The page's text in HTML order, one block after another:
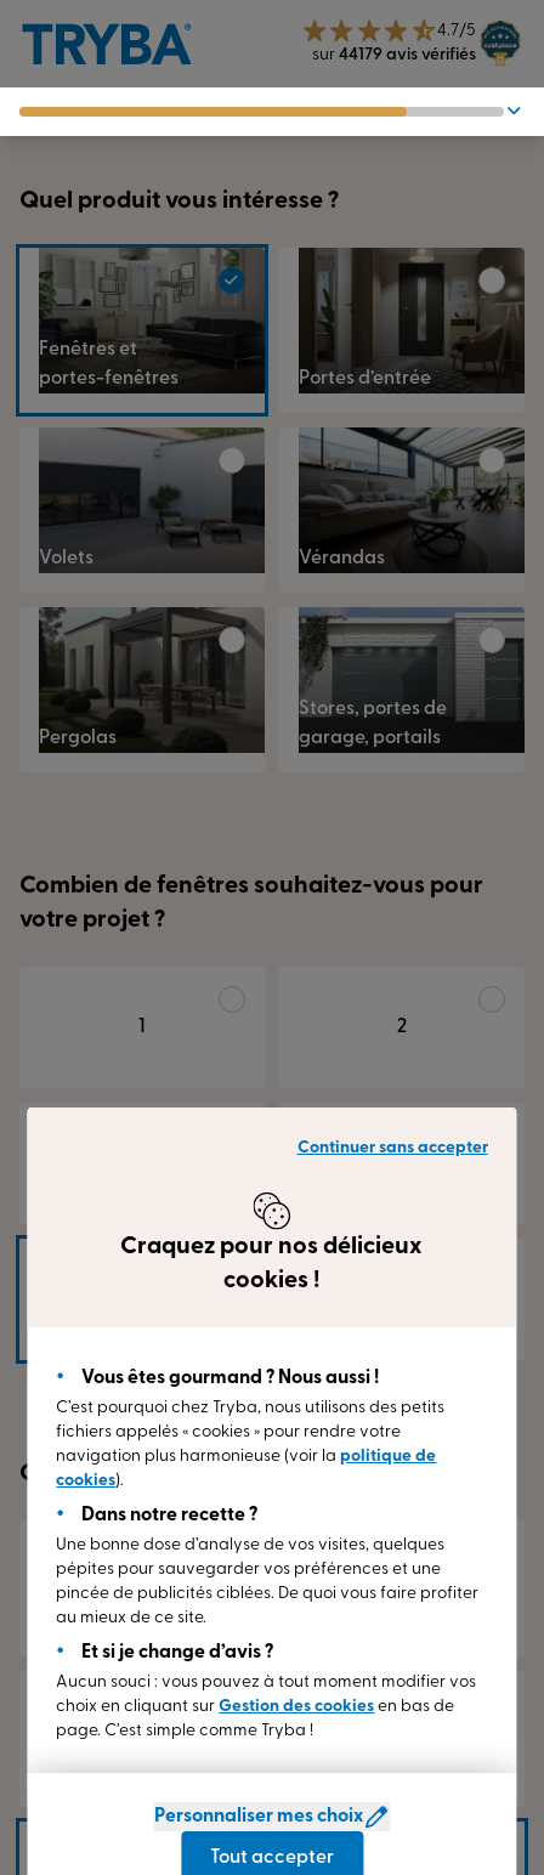
4.7/5
sur 44179 avis vérifiés
2. Type de projet
Quel produit vous intéresse ?
Fenêtres et
portes-fenêtres
Portes d’entrée
Volets Vérandas
Pergolas
Stores, portes de
garage, portails
Combien de fenêtres souhaitez-vous pour
votre projet ?
2
Quel matériau vous intéresse ?
PVC
Entretien minimal,
solution économique
Aluminium
Cadre design et fin,
optimale
Continuer sans accepter
Craquez pour nos délicieux
cookies !
Vous êtes gourmand ? Nous aussi !
C’est pourquoi chez Tryba, nous utilisons des petits
fichiers appelés « cookies » pour rendre votre
navigation plus harmonieuse (voir lapolitique de
cookies).
Dans notre recette ?
Une bonne dose d’analyse de vos visites, quelques
pépites pour sauvegarder vos préférences et une
pincée de publicités ciblées. De quoi vous faire profiter
au mieux de ce site.
Et si je change d’avis ?
Aucun souci : vous pouvez à tout moment modifier vos
choix en cliquant surGestion des cookies en bas de
page. C’est simple comme Tryba !
Personnaliser mes choix
Tout accepter